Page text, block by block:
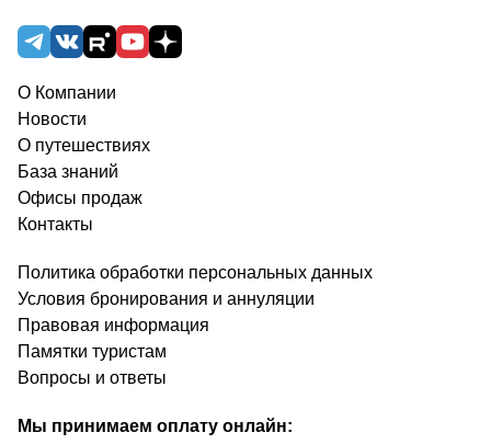
О Компании
Новости
О путешествиях
База знаний
Офисы продаж
Контакты
Политика обработки персональных данных
Условия бронирования и аннуляции
Правовая информация
Памятки туристам
Вопросы и ответы
Мы принимаем оплату онлайн: